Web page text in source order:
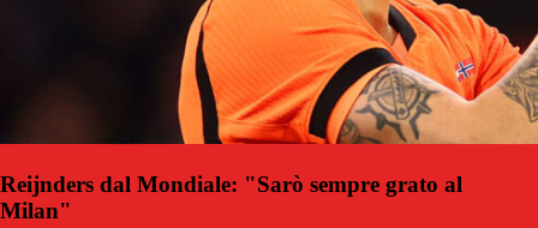
Reijnders dal Mondiale: "Sarò sempre grato al
Milan"